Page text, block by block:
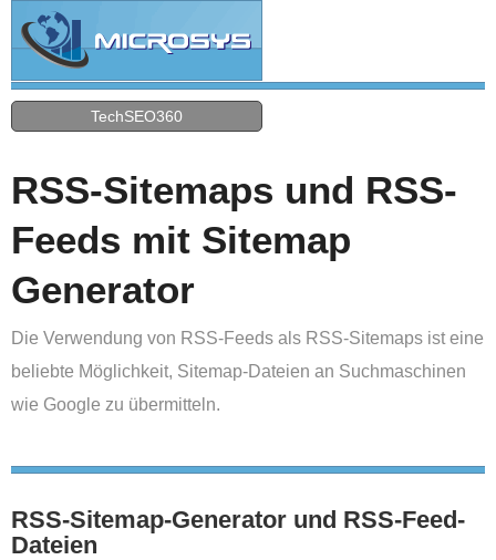
TechSEO360
RSS-Sitemaps und RSS-
Feeds mit Sitemap
Generator
Die Verwendung von RSS-Feeds als RSS-Sitemaps ist eine
beliebte Möglichkeit, Sitemap-Dateien an Suchmaschinen
wie Google zu übermitteln.
RSS-Sitemap-Generator und RSS-Feed-
Dateien